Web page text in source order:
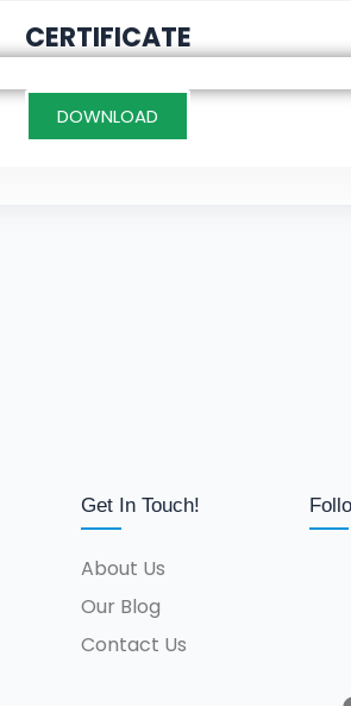
CERTIFICATE
DOWNLOAD
Get In Touch!
About Us
Our Blog
Contact Us